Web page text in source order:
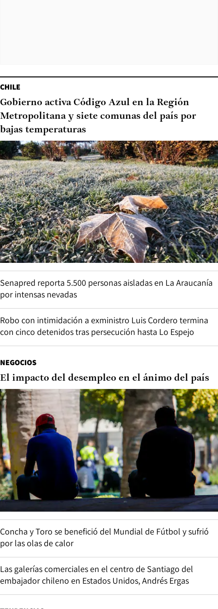
CHILE
Gobierno activa Código Azul en la Región
Metropolitana y siete comunas del país por
bajas temperaturas
Senapred reporta 5.500 personas aisladas en La Araucanía
por intensas nevadas
Robo con intimidación a exministro Luis Cordero termina
con cinco detenidos tras persecución hasta Lo Espejo
NEGOCIOS
El impacto del desempleo en el ánimo del país
Concha y Toro se benefició del Mundial de Fútbol y sufrió
por las olas de calor
Las galerías comerciales en el centro de Santiago del
embajador chileno en Estados Unidos, Andrés Ergas